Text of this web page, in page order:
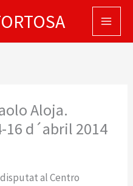
Aloja.
16 d´abril 2014
al Centro